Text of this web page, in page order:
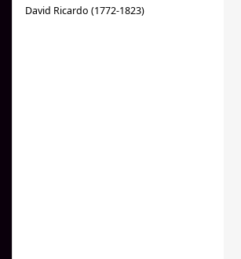
David Ricardo (1772-1823)